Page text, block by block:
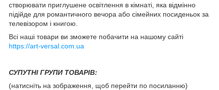
створювати приглушене освітлення в кімнаті, яка відмінно
підійде для романтичного вечора або сімейних посиденьок за
телевізором і книгою.
Всі наші товари ви зможете побачити на нашому сайті
https://art-versal.com.ua
СУПУТНІ ГРУПИ ТОВАРІВ:
(натисніть на зображення, щоб перейти по посиланню)